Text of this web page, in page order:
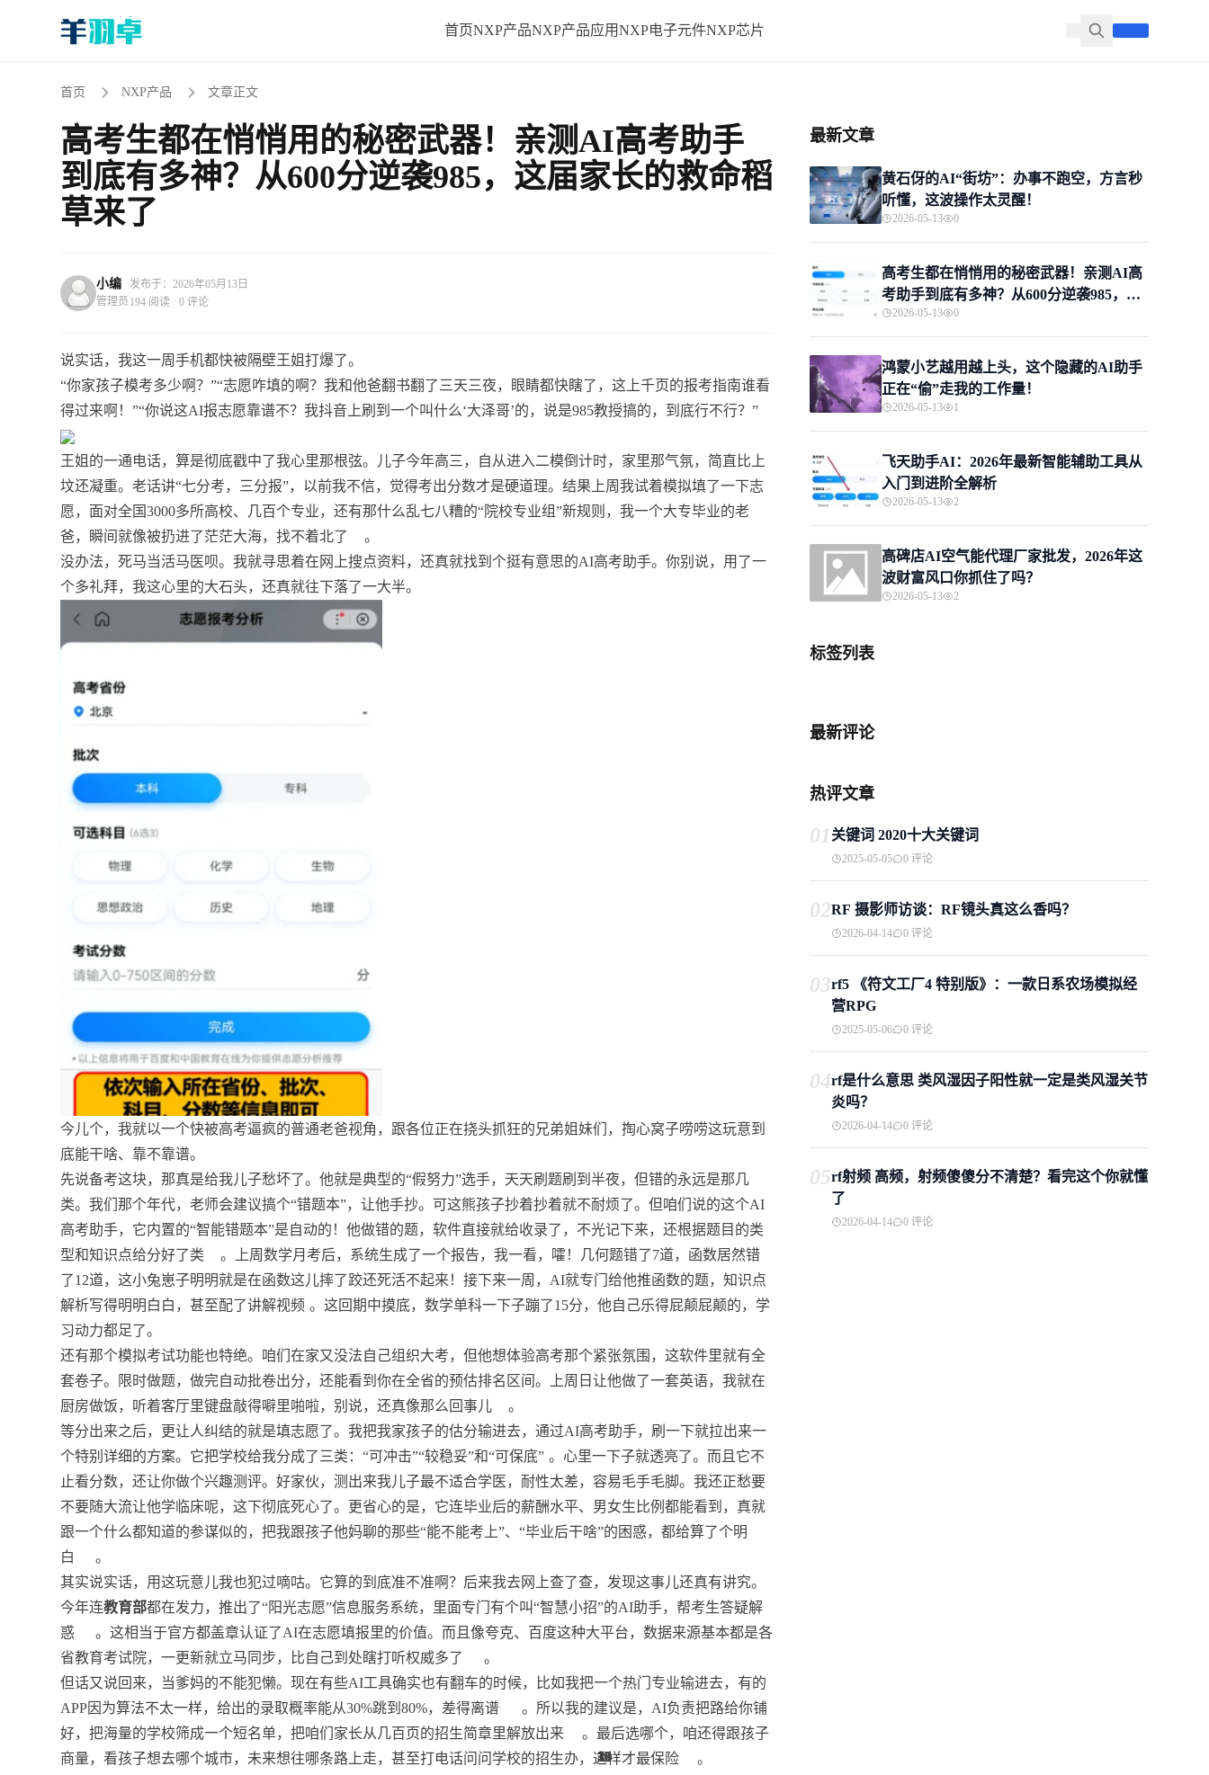
首页NXP产品NXP产品应用NXP电子元件NXP芯片
首页 NXP产品 文章正文
高考生都在悄悄用的秘密武器！亲测AI高考助手
到底有多神？从600分逆袭985，这届家长的救命稻
草来了
小编
管理员
发布于：2026年05月13日
194 阅读 · 0 评论
说实话，我这一周手机都快被隔壁王姐打爆了。
“你家孩子模考多少啊？”“志愿咋填的啊？我和他爸翻书翻了三天三夜，眼睛都快瞎了，这上千页的报考指南谁看
得过来啊！”“你说这AI报志愿靠谱不？我抖音上刷到一个叫什么‘大泽哥’的，说是985教授搞的，到底行不行？”
王姐的一通电话，算是彻底戳中了我心里那根弦。儿子今年高三，自从进入二模倒计时，家里那气氛，简直比上
坟还凝重。老话讲“七分考，三分报”，以前我不信，觉得考出分数才是硬道理。结果上周我试着模拟填了一下志
愿，面对全国3000多所高校、几百个专业，还有那什么乱七八糟的“院校专业组”新规则，我一个大专毕业的老
爸，瞬间就像被扔进了茫茫大海，找不着北了
11
。
没办法，死马当活马医呗。我就寻思着在网上搜点资料，还真就找到个挺有意思的AI高考助手。你别说，用了一
个多礼拜，我这心里的大石头，还真就往下落了一大半。
今儿个，我就以一个快被高考逼疯的普通老爸视角，跟各位正在挠头抓狂的兄弟姐妹们，掏心窝子唠唠这玩意到
底能干啥、靠不靠谱。
先说备考这块，那真是给我儿子愁坏了。他就是典型的“假努力”选手，天天刷题刷到半夜，但错的永远是那几
类。我们那个年代，老师会建议搞个“错题本”，让他手抄。可这熊孩子抄着抄着就不耐烦了。但咱们说的这个AI
高考助手，它内置的“智能错题本”是自动的！他做错的题，软件直接就给收录了，不光记下来，还根据题目的类
型和知识点给分好了类
2
。上周数学月考后，系统生成了一个报告，我一看，嚯！几何题错了7道，函数居然错
了12道，这小兔崽子明明就是在函数这儿摔了跤还死活不起来！接下来一周，AI就专门给他推函数的题，知识点
解析写得明明白白，甚至配了讲解视频 。这回期中摸底，数学单科一下子蹦了15分，他自己乐得屁颠屁颠的，学
习动力都足了。
还有那个模拟考试功能也特绝。咱们在家又没法自己组织大考，但他想体验高考那个紧张氛围，这软件里就有全
套卷子。限时做题，做完自动批卷出分，还能看到你在全省的预估排名区间。上周日让他做了一套英语，我就在
厨房做饭，听着客厅里键盘敲得噼里啪啦，别说，还真像那么回事儿
2
。
等分出来之后，更让人纠结的就是填志愿了。我把我家孩子的估分输进去，通过AI高考助手，刷一下就拉出来一
个特别详细的方案。它把学校给我分成了三类：“可冲击”“较稳妥”和“可保底” 。心里一下子就透亮了。而且它不
止看分数，还让你做个兴趣测评。好家伙，测出来我儿子最不适合学医，耐性太差，容易毛手毛脚。我还正愁要
不要随大流让他学临床呢，这下彻底死心了。更省心的是，它连毕业后的薪酬水平、男女生比例都能看到，真就
跟一个什么都知道的参谋似的，把我跟孩子他妈聊的那些“能不能考上”、“毕业后干啥”的困惑，都给算了个明
白
48
。
其实说实话，用这玩意儿我也犯过嘀咕。它算的到底准不准啊？后来我去网上查了查，发现这事儿还真有讲究。
今年连教育部都在发力，推出了“阳光志愿”信息服务系统，里面专门有个叫“智慧小招”的AI助手，帮考生答疑解
惑
20
。这相当于官方都盖章认证了AI在志愿填报里的价值。而且像夸克、百度这种大平台，数据来源基本都是各
省教育考试院，一更新就立马同步，比自己到处瞎打听权威多了
39
。
但话又说回来，当爹妈的不能犯懒。现在有些AI工具确实也有翻车的时候，比如我把一个热门专业输进去，有的
APP因为算法不太一样，给出的录取概率能从30%跳到80%，差得离谱
16
。所以我的建议是，AI负责把路给你铺
好，把海量的学校筛成一个短名单，把咱们家长从几百页的招生简章里解放出来
16
。最后选哪个，咱还得跟孩子
商量，看孩子想去哪个城市，未来想往哪条路上走，甚至打电话问问学校的招生办，这样才最保险
12
。
16
16
16
16
最新文章
黄石伢的AI“街坊”：办事不跑空，方言秒
听懂，这波操作太灵醒！
2026-05-13 0
高考生都在悄悄用的秘密武器！亲测AI高
考助手到底有多神？从600分逆袭985，这
届家长的救命稻草来了
2026-05-13 0
鸿蒙小艺越用越上头，这个隐藏的AI助手
正在“偷”走我的工作量！
2026-05-13 1
飞天助手AI：2026年最新智能辅助工具从
入门到进阶全解析
2026-05-13 2
高碑店AI空气能代理厂家批发，2026年这
波财富风口你抓住了吗？
2026-05-13 2
标签列表
最新评论
热评文章
01关键词 2020十大关键词
2025-05-05 0 评论
02RF 摄影师访谈：RF镜头真这么香吗？
2026-04-14 0 评论
03rf5 《符文工厂4 特别版》：一款日系农场模拟经
营RPG
2025-05-06 0 评论
04rf是什么意思 类风湿因子阳性就一定是类风湿关节
炎吗？
2026-04-14 0 评论
05rf射频 高频，射频傻傻分不清楚？看完这个你就懂
了
2026-04-14 0 评论